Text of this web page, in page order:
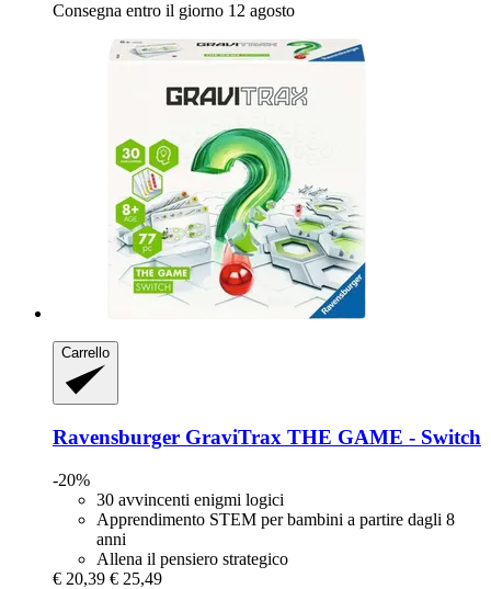
Consegna entro il giorno 12 agosto
Carrello
Ravensburger GraviTrax THE GAME -​ Switch
-20%
30 avvincenti enigmi logici
Apprendimento STEM per bambini a partire dagli 8
anni
Allena il pensiero strategico
€ 20,39 € 25,49